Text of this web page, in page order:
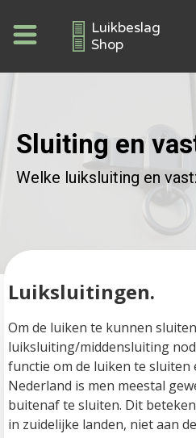
Luikbeslag
Shop
Sluiting en
Welke luiksluiting en
Luiksluitingen.
Om de luiken te kunnen
luiksluiting/middensluiting
functie om de luiken te sluiten
Nederland is men meestal
buitenaf te sluiten. Dit
in zuidelijke landen, niet aan